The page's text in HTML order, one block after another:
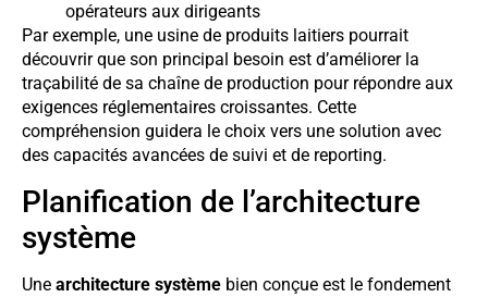
opérateurs aux dirigeants
Par exemple, une usine de produits laitiers pourrait
découvrir que son principal besoin est d’améliorer la
traçabilité de sa chaîne de production pour répondre aux
exigences réglementaires croissantes. Cette
compréhension guidera le choix vers une solution avec
des capacités avancées de suivi et de reporting.
Planification de l’architecture
système
Une architecture système bien conçue est le fondement